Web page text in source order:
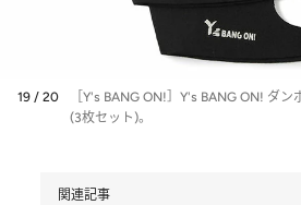
19 / 20
［Y's BANG ON!］Y's BANG ON! ダ
(3枚セット)。
関連記事